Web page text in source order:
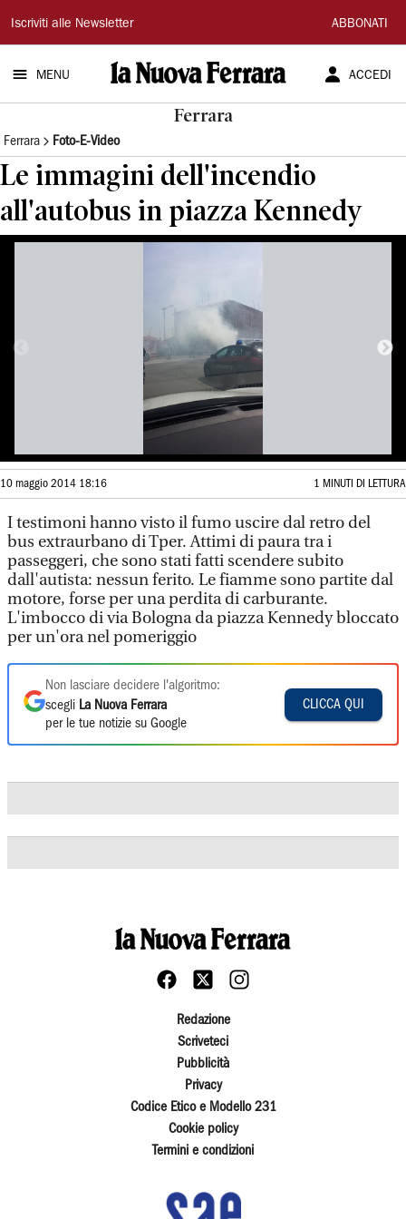
La
Nuova
Ferrara
Iscriviti alle Newsletter ABBONATI
MENU ACCEDI
Ferrara
Ferrara Foto-E-Video
Le immagini dell'incendio
all'autobus in piazza Kennedy
10 maggio 2014 18:16 1 MINUTI DI LETTURA
I testimoni hanno visto il fumo uscire dal retro del
bus extraurbano di Tper. Attimi di paura tra i
passeggeri, che sono stati fatti scendere subito
dall'autista: nessun ferito. Le fiamme sono partite dal
motore, forse per una perdita di carburante.
L'imbocco di via Bologna da piazza Kennedy bloccato
per un'ora nel pomeriggio
Non lasciare decidere l'algoritmo:
scegli La Nuova Ferrara
per le tue notizie su Google
CLICCA QUI
Redazione
Scriveteci
Pubblicità
Privacy
Codice Etico e Modello 231
Cookie policy
Termini e condizioni